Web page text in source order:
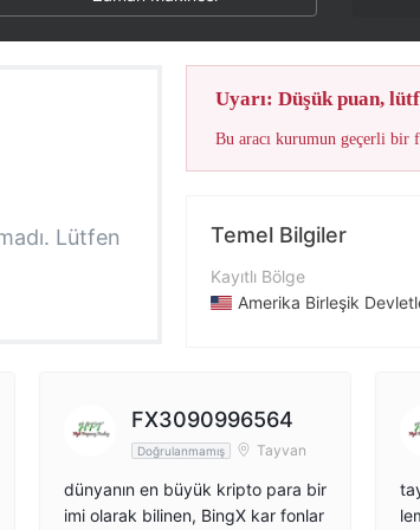
Lütfen
Uyarı: Düşük puan,
Bu aracı kurumun geçerli bir
Temel Bilgiler
Kayıtlı Bölge
Amerika Birleşik
Şirket Adı
BingX
FX3090996564
Doğrulanmamış Tayvan
dünyanın en büyük kripto para bir
imi olarak bilinen, BingX kar fonlar